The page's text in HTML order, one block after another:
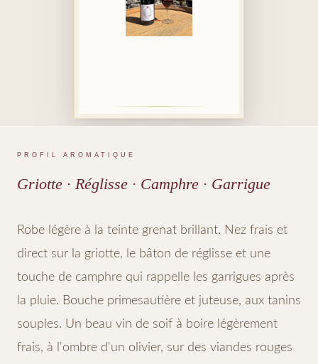
PROFIL AROMATIQUE
Griotte · Réglisse · Camphre · Garrigue
Robe légère à la teinte grenat brillant. Nez frais et
direct sur la griotte, le bâton de réglisse et une
touche de camphre qui rappelle les garrigues après
la pluie. Bouche primesautière et juteuse, aux tanins
souples. Un beau vin de soif à boire légèrement
frais, à l'ombre d'un olivier, sur des viandes rouges